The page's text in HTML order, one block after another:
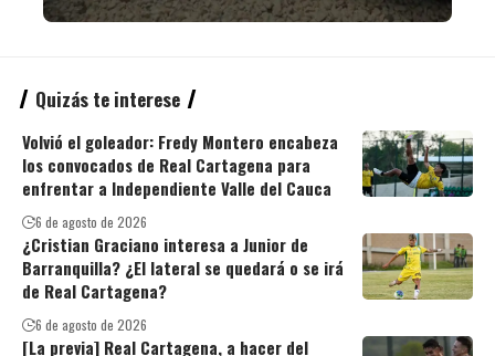
Quizás te interese
Volvió el goleador: Fredy Montero encabeza
los convocados de Real Cartagena para
enfrentar a Independiente Valle del Cauca
6 de agosto de 2026
¿Cristian Graciano interesa a Junior de
Barranquilla? ¿El lateral se quedará o se irá
de Real Cartagena?
6 de agosto de 2026
[La previa] Real Cartagena, a hacer del